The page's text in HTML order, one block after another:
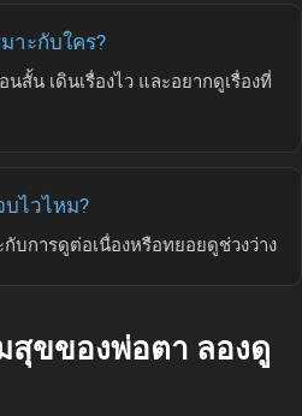
าะกับใคร?
สั้น เดินเรื่องไว และอยากดูเรื่องที่
ไวไหม?
บการดูต่อเนื่องหรือทยอยดูช่วงว่าง
สุขของพ่อตา ลองดู